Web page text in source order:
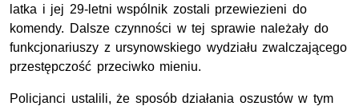
latka i jej 29-letni wspólnik zostali przewiezieni do
komendy. Dalsze czynności w tej sprawie należały do
funkcjonariuszy z ursynowskiego wydziału zwalczającego
przestępczość przeciwko mieniu.
Policjanci ustalili, że sposób działania oszustów w tym